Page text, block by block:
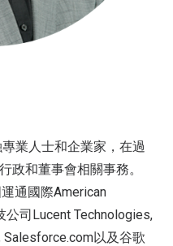
業人士和企業家，在過
政和董事會相關事務。
通國際American
公司Lucent Technologies,
以及谷歌